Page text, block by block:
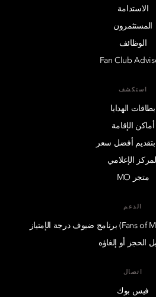
الاستدامة
المستثمرون
الوظائف
Fan Club
استكشف
بطاقات الهدايا
أماكن الإقامة
أفضل سعر
المركز الإعلامي
متجر MO
الدعم
الحجز أو إلغاؤه
اتصال
فيس بوك